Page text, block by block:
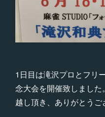
1日目は滝沢プロとフリ
念大会を開催致しまし
越し頂き、ありがとうご